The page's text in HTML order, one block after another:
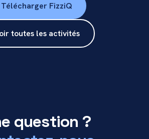
Télécharger FizziQ
toutes les activités
question ?